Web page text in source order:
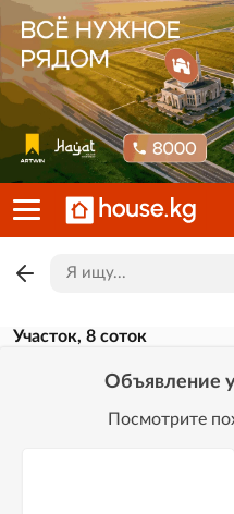
Участок, 8 соток
Объявление
Посмотрите